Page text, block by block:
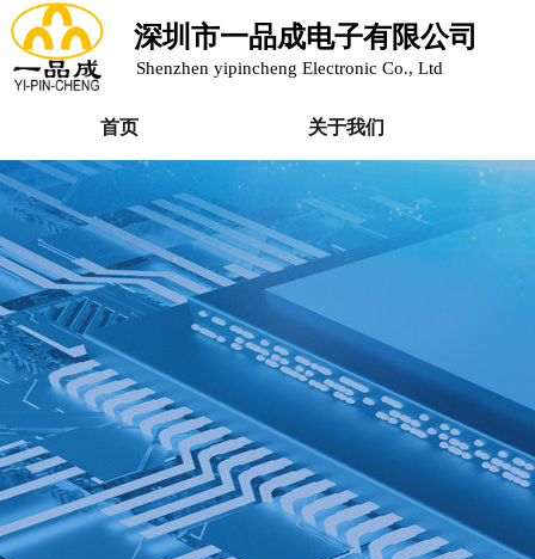
首页 关于我们
深圳市一品成电子有限公司
Shenzhen yipincheng Electronic Co., Ltd